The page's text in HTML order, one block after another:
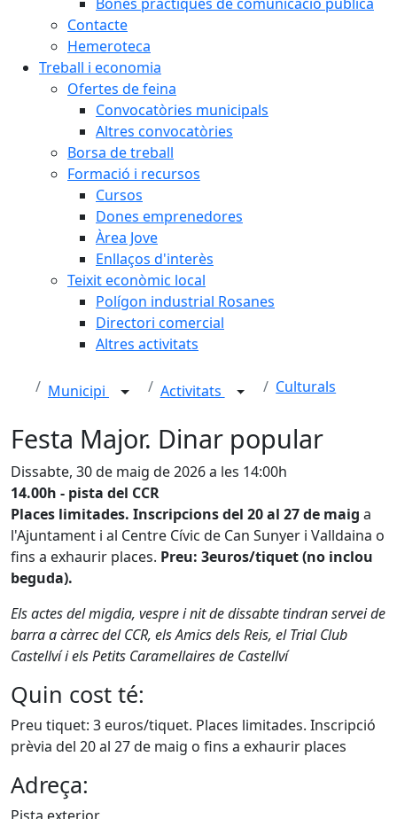
Contacte
Hemeroteca
Treball i economia
Ofertes de feina
Convocatòries municipals
Altres convocatòries
Borsa de treball
Formació i recursos
Cursos
Dones emprenedores
Àrea Jove
Enllaços d'interès
Teixit econòmic local
Polígon industrial Rosanes
Directori comercial
Altres activitats
Municipi Activitats Culturals
Festa Major. Dinar popular
Dissabte, 30 de maig de 2026 a les 14:00h
14.00h - pista del CCR
Places limitades. Inscripcions del 20 al 27 de maig a
l'Ajuntament i al Centre Cívic de Can Sunyer i Valldaina o
fins a exhaurir places. Preu: 3euros/tiquet (no inclou
beguda).
Els actes del migdia, vespre i nit de dissabte tindran servei de
barra a càrrec del CCR, els Amics dels Reis, el Trial Club
Castellví i els Petits Caramellaires de Castellví
Quin cost té:
Preu tiquet: 3 euros/tiquet. Places limitades. Inscripció
prèvia del 20 al 27 de maig o fins a exhaurir places
Adreça: